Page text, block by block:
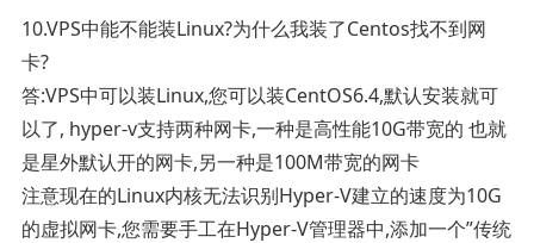
10.VPS中能不能装Linux?为什么我装了Centos找不到网
卡?
答:VPS中可以装Linux,您可以装CentOS6.4,默认安装就可
以了, hyper-v支持两种网卡,一种是高性能10G带宽的 也就
是星外默认开的网卡,另一种是100M带宽的网卡
注意现在的Linux内核无法识别Hyper-V建立的速度为10G
的虚拟网卡,您需要手工在Hyper-V管理器中,添加一个”传统